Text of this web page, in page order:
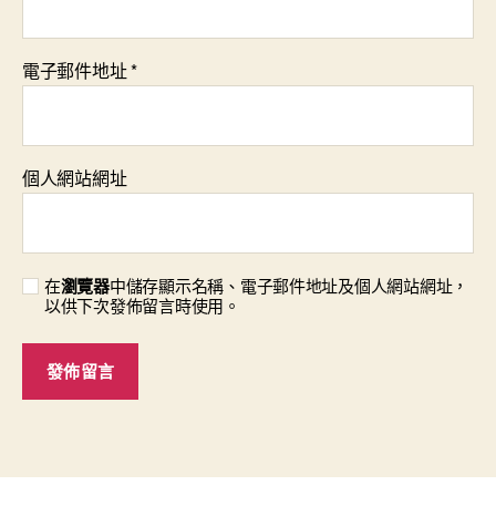
電子郵件地址*
個人網站網址
在瀏覽器中儲存顯示名稱、電子郵件地址及個人網站網址，
以供下次發佈留言時使用。